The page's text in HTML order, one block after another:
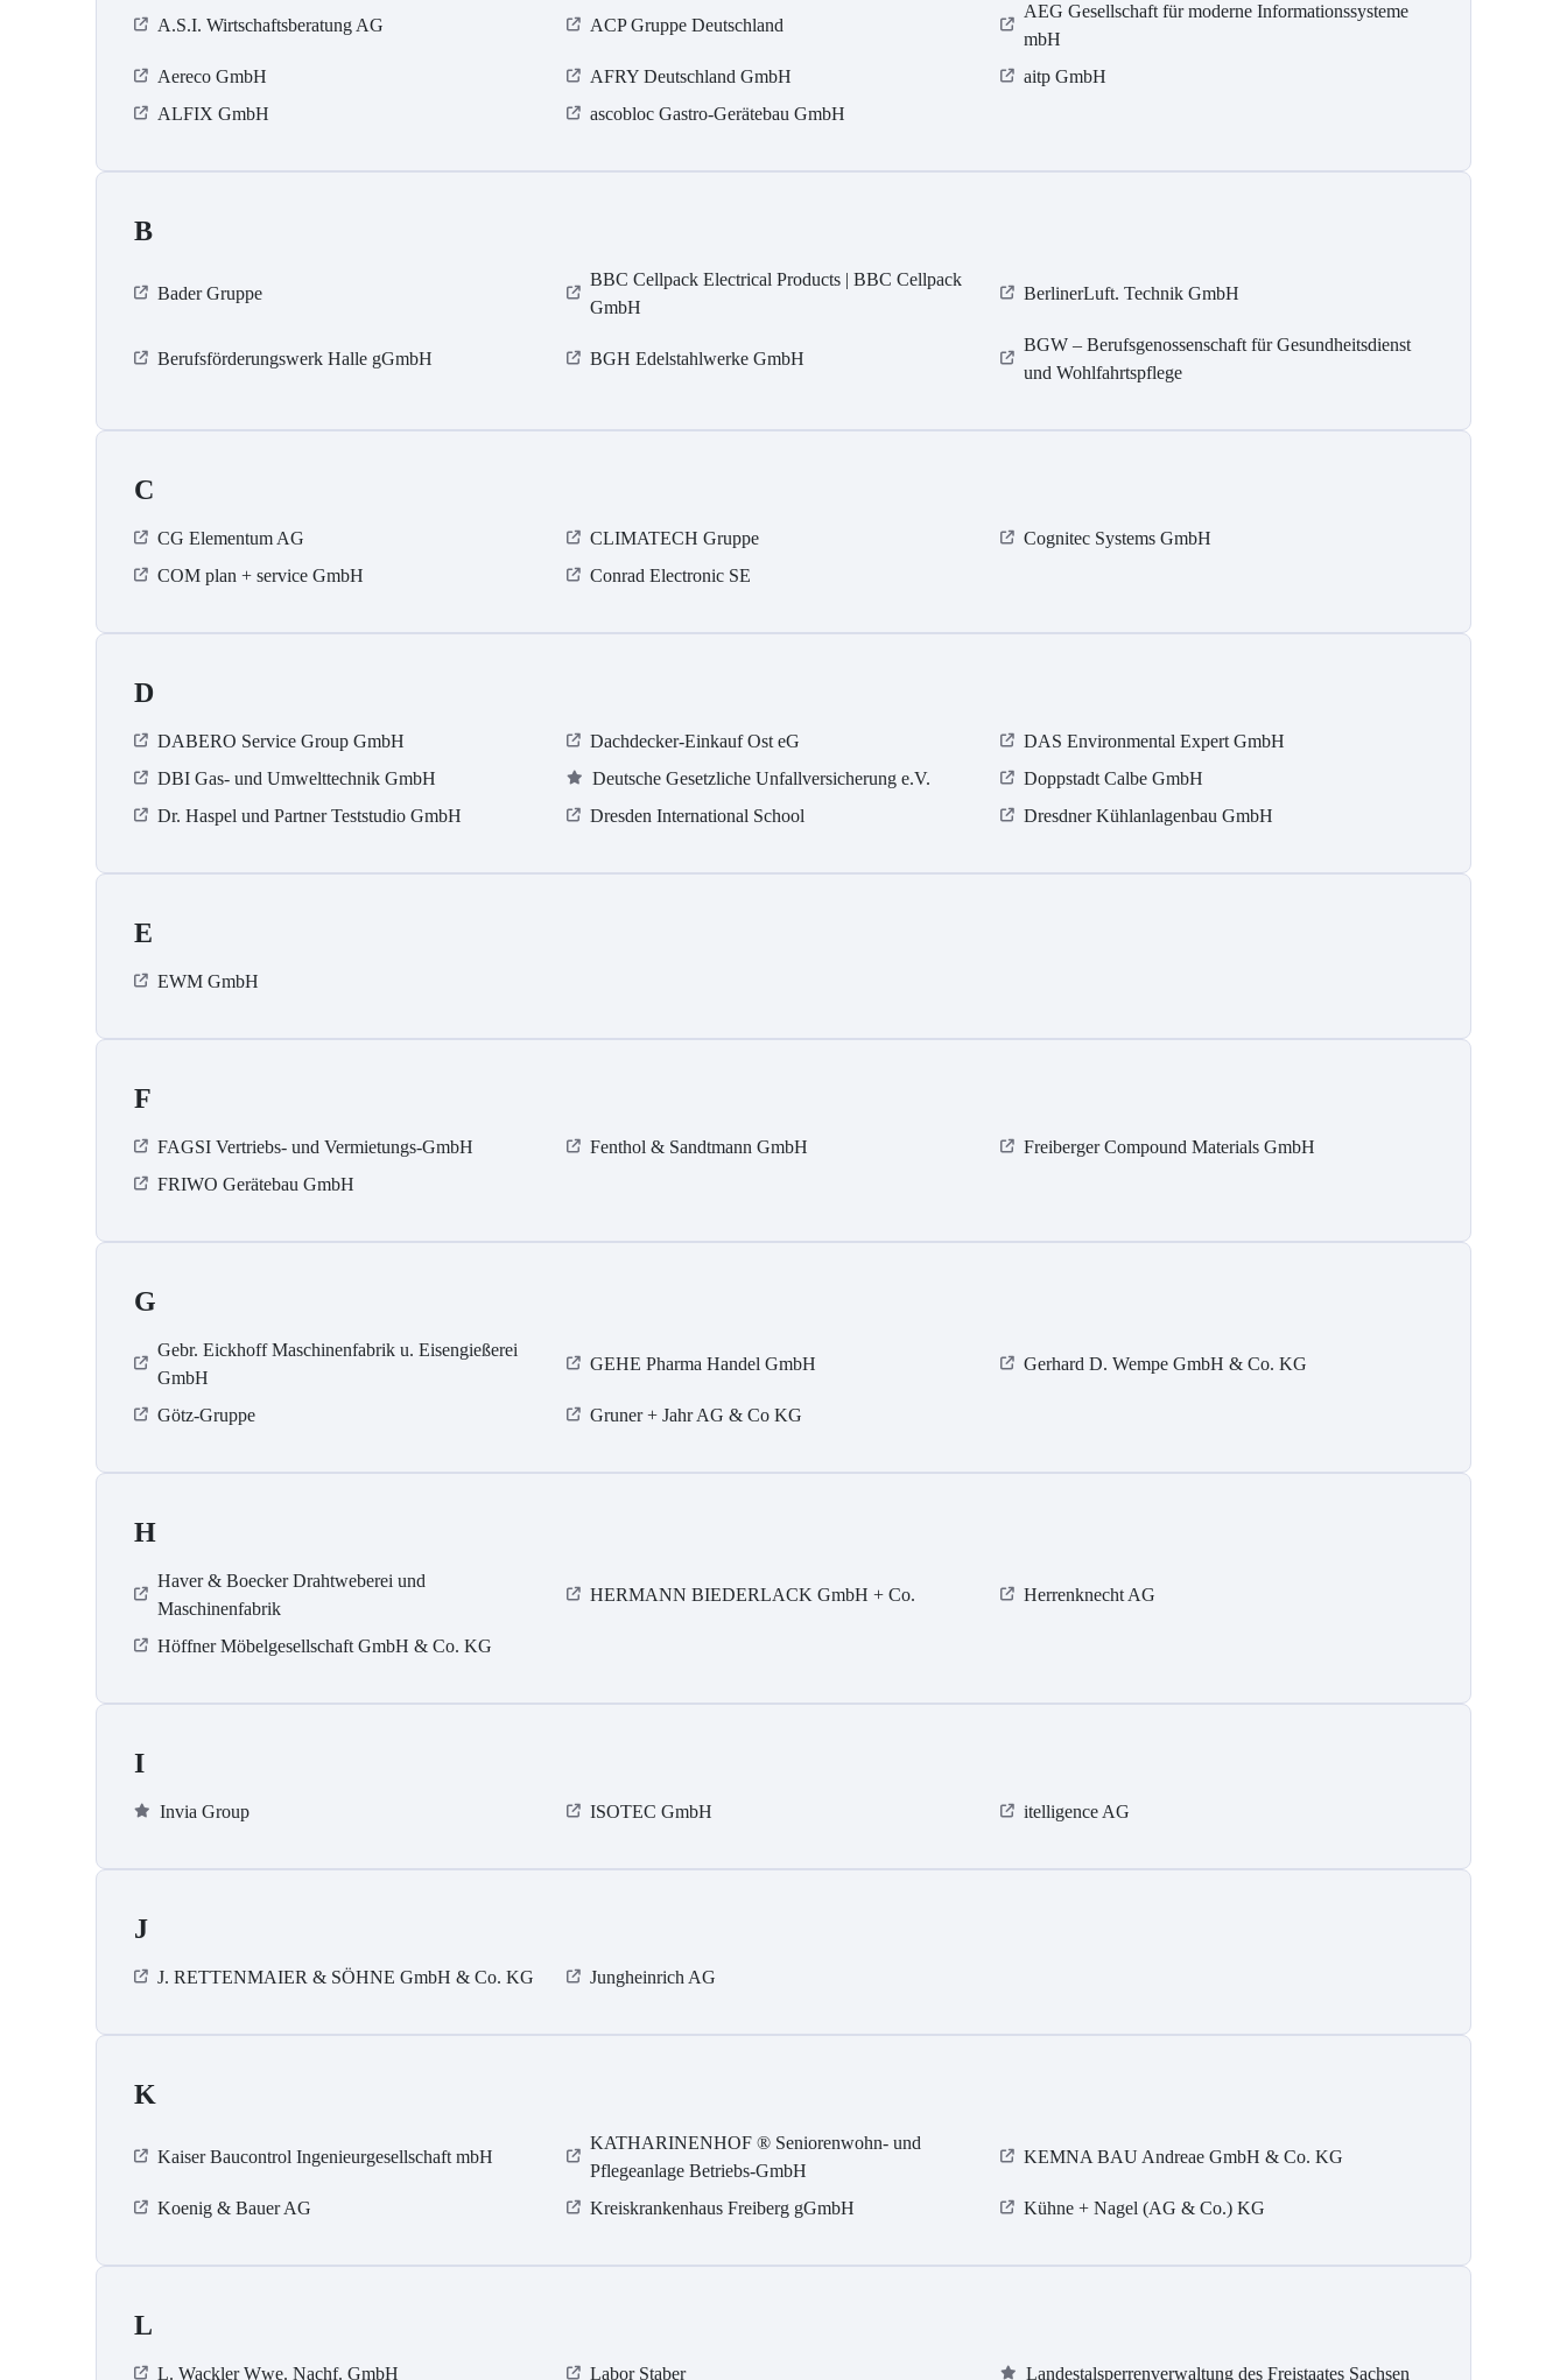
A.S.I. Wirtschaftsberatung AG ACP Gruppe Deutschland
AEG Gesellschaft für moderne Informationssysteme
mbH
Aereco GmbH
AFRY Deutschland GmbH
aitp GmbH
ALFIX GmbH
ascobloc Gastro-Gerätebau GmbH
B
Bader Gruppe
BBC Cellpack Electrical Products | BBC Cellpack
GmbH
BerlinerLuft. Technik GmbH
Berufsförderungswerk Halle gGmbH BGH Edelstahlwerke GmbH
BGW – Berufsgenossenschaft für Gesundheitsdienst
und Wohlfahrtspflege
C
CG Elementum AG CLIMATECH Gruppe
Cognitec Systems GmbH
COM plan + service GmbH
Conrad Electronic SE
D
DABERO Service Group GmbH Dachdecker-Einkauf Ost eG
DAS Environmental Expert GmbH
DBI Gas- und Umwelttechnik GmbH
Deutsche Gesetzliche Unfallversicherung e.V.
Doppstadt Calbe GmbH
Dr. Haspel und Partner Teststudio GmbH
Dresden International School Dresdner Kühlanlagenbau GmbH
E
EWM GmbH
F
FAGSI Vertriebs- und Vermietungs-GmbH Fenthol & Sandtmann GmbH
Freiberger Compound Materials GmbH
FRIWO Gerätebau GmbH
G
Gebr. Eickhoff Maschinenfabrik u. Eisengießerei
GmbH
GEHE Pharma Handel GmbH Gerhard D. Wempe GmbH & Co. KG
Götz-Gruppe Gruner + Jahr AG & Co KG
H
Haver & Boecker Drahtweberei und
Maschinenfabrik
HERMANN BIEDERLACK GmbH + Co. Herrenknecht AG
Höffner Möbelgesellschaft GmbH & Co. KG
I
Invia Group ISOTEC GmbH itelligence AG
J
J. RETTENMAIER & SÖHNE GmbH & Co. KG Jungheinrich AG
K
Kaiser Baucontrol Ingenieurgesellschaft mbH
KATHARINENHOF ® Seniorenwohn- und
Pflegeanlage Betriebs-GmbH
KEMNA BAU Andreae GmbH & Co. KG
Koenig & Bauer AG Kreiskrankenhaus Freiberg gGmbH Kühne + Nagel (AG & Co.) KG
L
L. Wackler Wwe. Nachf. GmbH Labor Staber Landestalsperrenverwaltung des Freistaates Sachsen